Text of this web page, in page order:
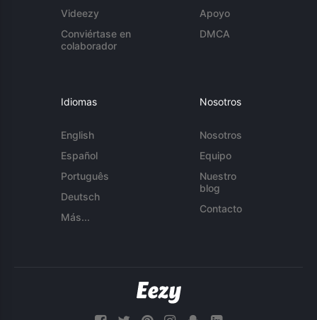
Videezy
Conviértase en
colaborador
Apoyo
DMCA
Idiomas
English
Español
Português
Deutsch
Más...
Nosotros
Nosotros
Equipo
Nuestro
blog
Contacto